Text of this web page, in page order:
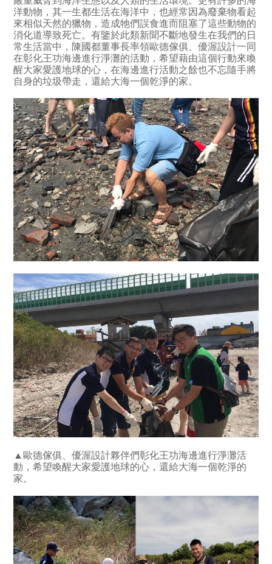
洋動物，其一生都生活在海洋中，也經常因為廢棄物看起
來相似天然的獵物，造成牠們誤食進而阻塞了這些動物的
消化道導致死亡。有鑒於此類新聞不斷地發生在我們的日
常生活當中，陳國都董事長率領歐德傢俱、優渥設計一同
在彰化王功海邊進行淨灘的活動，希望藉由這個行動來喚
醒大家愛護地球的心，在海邊進行活動之餘也不忘隨手將
自身的垃圾帶走，還給大海一個乾淨的家。
▲歐德傢俱、優渥設計夥伴們彰化王功海邊進行淨灘活
動，希望喚醒大家愛護地球的心，還給大海一個乾淨的
家。